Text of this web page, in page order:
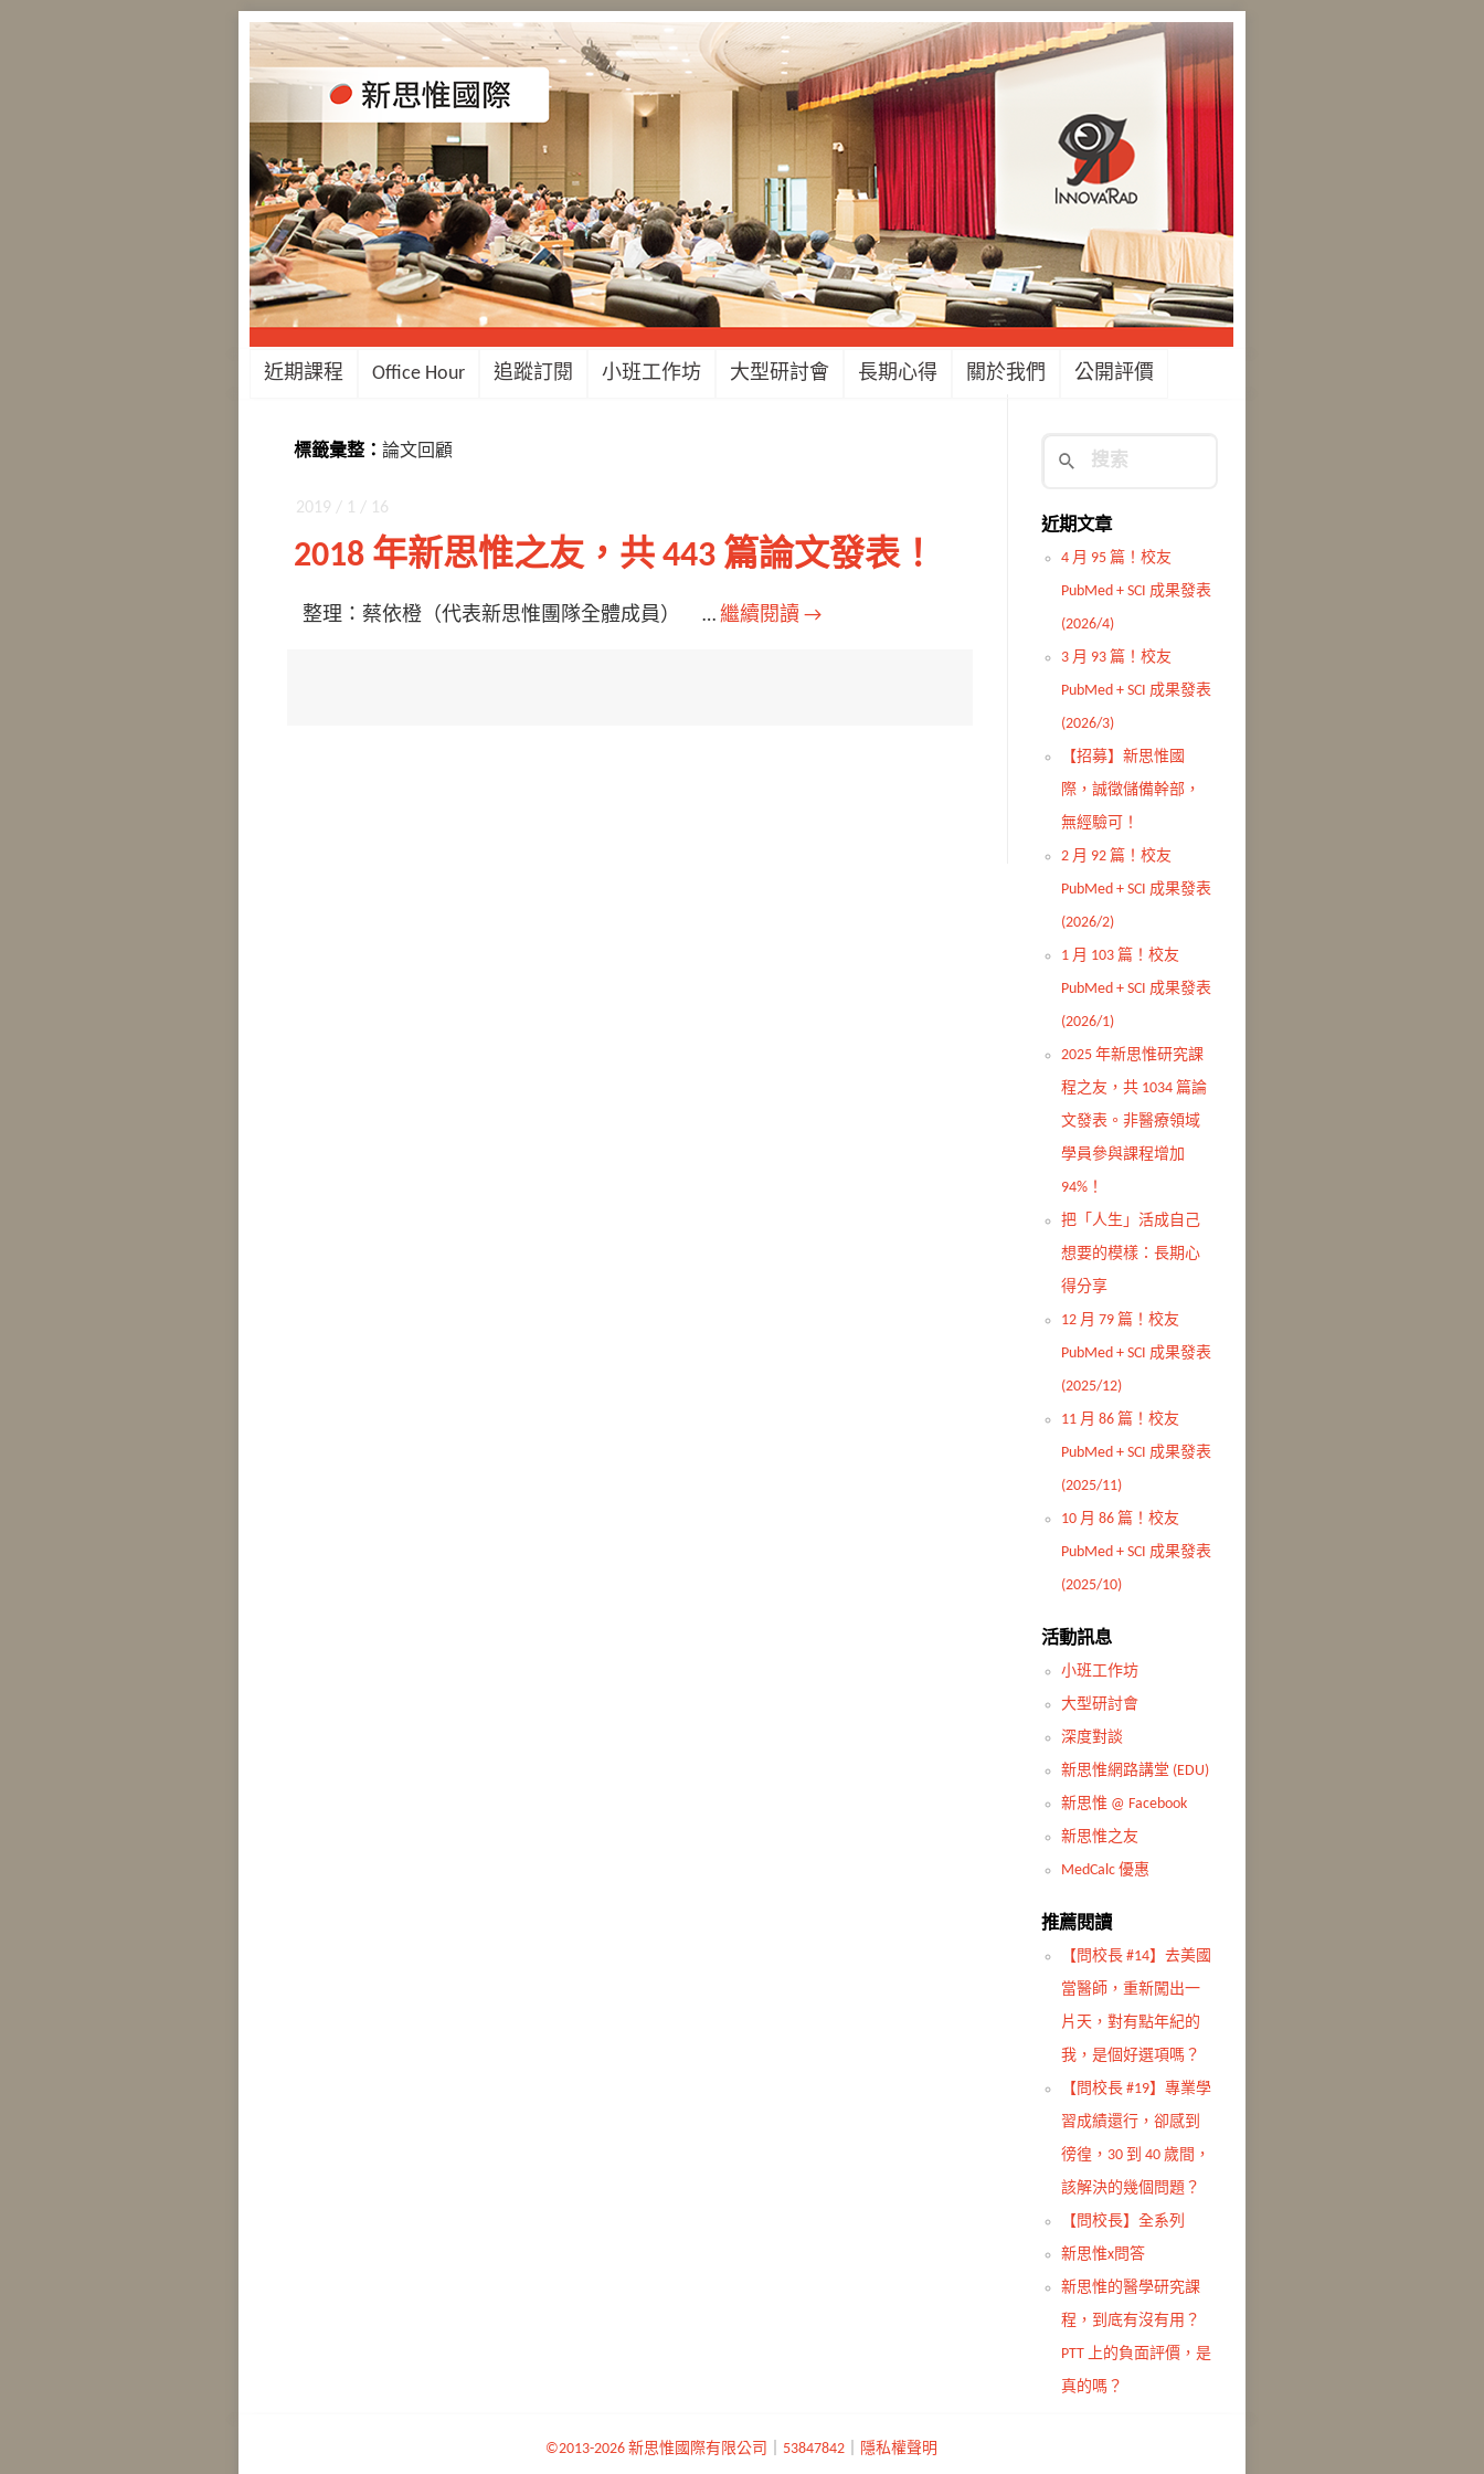
近期課程 Office Hour 追蹤訂閱 小班工作坊 大型研討會 長期心得 關於我們 公開評價
標籤彙整： 論文回顧
2019 / 1 / 16
2018 年新思惟之友，共 443 篇論文發表！
整理：蔡依橙（代表新思惟團隊全體成員） … 繼續閱讀 →
近期文章
4 月 95 篇！校友
PubMed + SCI 成果發表
(2026/4)
3 月 93 篇！校友
PubMed + SCI 成果發表
(2026/3)
【招募】新思惟國
際，誠徵儲備幹部，
無經驗可！
2 月 92 篇！校友
PubMed + SCI 成果發表
(2026/2)
1 月 103 篇！校友
PubMed + SCI 成果發表
(2026/1)
2025 年新思惟研究課
程之友，共 1034 篇論
文發表。非醫療領域
學員參與課程增加
94%！
把「人生」活成自己
想要的模樣：長期心
得分享
12 月 79 篇！校友
PubMed + SCI 成果發表
(2025/12)
11 月 86 篇！校友
PubMed + SCI 成果發表
(2025/11)
10 月 86 篇！校友
PubMed + SCI 成果發表
(2025/10)
活動訊息
小班工作坊
大型研討會
深度對談
新思惟網路講堂 (EDU)
新思惟 @ Facebook
新思惟之友
MedCalc 優惠
推薦閱讀
【問校長 #14】去美國
當醫師，重新闖出一
片天，對有點年紀的
我，是個好選項嗎？
【問校長 #19】專業學
習成績還行，卻感到
徬徨，30 到 40 歲間，
該解決的幾個問題？
【問校長】全系列
新思惟x問答
新思惟的醫學研究課
程，到底有沒有用？
PTT 上的負面評價，是
真的嗎？
©2013-2026 新思惟國際有限公司 53847842｜ 隱私權聲明